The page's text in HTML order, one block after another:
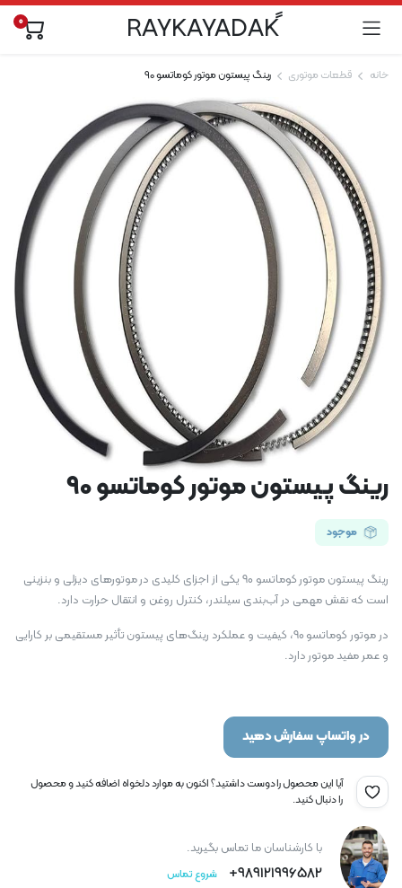
ًRAYKAYADAK 0
خانه قطعات موتوری رینگ پیستون موتور کوماتسو 90
رینگ پیستون موتور کوماتسو 90
موجود
رینگ پیستون موتور کوماتسو 90 یکی از اجزای کلیدی در موتورهای دیزلی و بنزینی
است که نقش مهمی در آب‌بندی سیلندر، کنترل روغن و انتقال حرارت دارد.
در موتور کوماتسو 90، کیفیت و عملکرد رینگ‌های پیستون تأثیر مستقیمی بر کارایی
و عمر مفید موتور دارد.
در واتساپ سفارش دهید
آیا این محصول را دوست داشتید؟ اکنون به موارد دلخواه اضافه کنید و محصول
را دنبال کنید.
با کارشناسان ما تماس بگیرید.
989121996582+ شروع تماس